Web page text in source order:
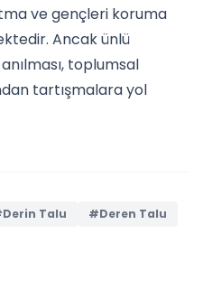
ve gençleri koruma
Ancak ünlü
toplumsal
tartışmalara yol
Talu #Deren Talu